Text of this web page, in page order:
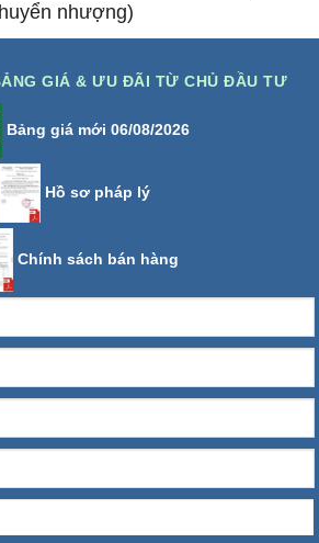
nhượng)
GIÁ & ƯU ĐÃI TỪ CHỦ ĐẦU TƯ
Bảng giá mới 06/08/2026
Hồ sơ pháp lý
Chính sách bán hàng